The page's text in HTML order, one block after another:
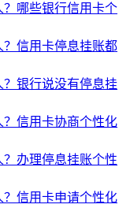
哪些银行信用卡个
信用卡停息挂账都
银行说没有停息挂
信用卡协商个性化
办理停息挂账个性
信用卡申请个性化